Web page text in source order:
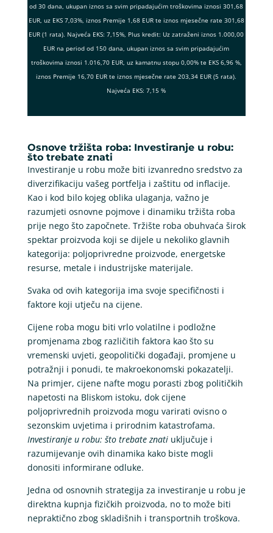
od 30 dana, ukupan iznos sa svim pripadajućim troškovima iznosi 301,68
EUR, uz EKS 7,03%, iznos Premije 1,68 EUR te iznos mjesečne rate 301,68
EUR (1 rata). Najveća EKS: 7,15%, Plus kredit: Uz zatraženi iznos 1.000,00
EUR na period od 150 dana, ukupan iznos sa svim pripadajućim
troškovima iznosi 1.016,70 EUR, uz kamatnu stopu 0,00% te EKS 6,96 %,
iznos Premije 16,70 EUR te iznos mjesečne rate 203,34 EUR (5 rata).
Najveća EKS: 7,15 %
Osnove tržišta roba: Investiranje u robu:
što trebate znati
Investiranje u robu može biti izvanredno sredstvo za
diverzifikaciju vašeg portfelja i zaštitu od inflacije.
Kao i kod bilo kojeg oblika ulaganja, važno je
razumjeti osnovne pojmove i dinamiku tržišta roba
prije nego što započnete. Tržište roba obuhvaća širok
spektar proizvoda koji se dijele u nekoliko glavnih
kategorija: poljoprivredne proizvode, energetske
resurse, metale i industrijske materijale.
Svaka od ovih kategorija ima svoje specifičnosti i
faktore koji utječu na cijene.
Cijene roba mogu biti vrlo volatilne i podložne
promjenama zbog različitih faktora kao što su
vremenski uvjeti, geopolitički događaji, promjene u
potražnji i ponudi, te makroekonomski pokazatelji.
Na primjer, cijene nafte mogu porasti zbog političkih
napetosti na Bliskom istoku, dok cijene
poljoprivrednih proizvoda mogu varirati ovisno o
sezonskim uvjetima i prirodnim katastrofama.
Investiranje u robu: što trebate znatiuključuje i
razumijevanje ovih dinamika kako biste mogli
donositi informirane odluke.
Jedna od osnovnih strategija za investiranje u robu je
direktna kupnja fizičkih proizvoda, no to može biti
nepraktično zbog skladišnih i transportnih troškova.